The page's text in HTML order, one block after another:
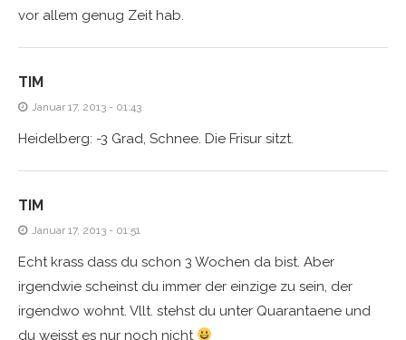
vor allem genug Zeit hab.
TIM
Januar 17, 2013 - 01:43
Heidelberg: -3 Grad, Schnee. Die Frisur sitzt.
TIM
Januar 17, 2013 - 01:51
Echt krass dass du schon 3 Wochen da bist. Aber
irgendwie scheinst du immer der einzige zu sein, der
irgendwo wohnt. Vllt. stehst du unter Quarantaene und
du weisst es nur noch nicht